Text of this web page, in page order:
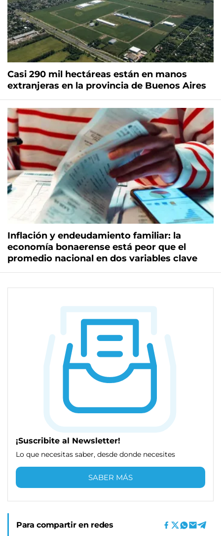
Casi 290 mil hectáreas están en manos
extranjeras en la provincia de Buenos Aires
Inflación y endeudamiento familiar: la
economía bonaerense está peor que el
promedio nacional en dos variables clave
¡Suscribite al Newsletter!
Lo que necesitas saber, desde donde necesites
SABER MÁS
Para compartir en redes